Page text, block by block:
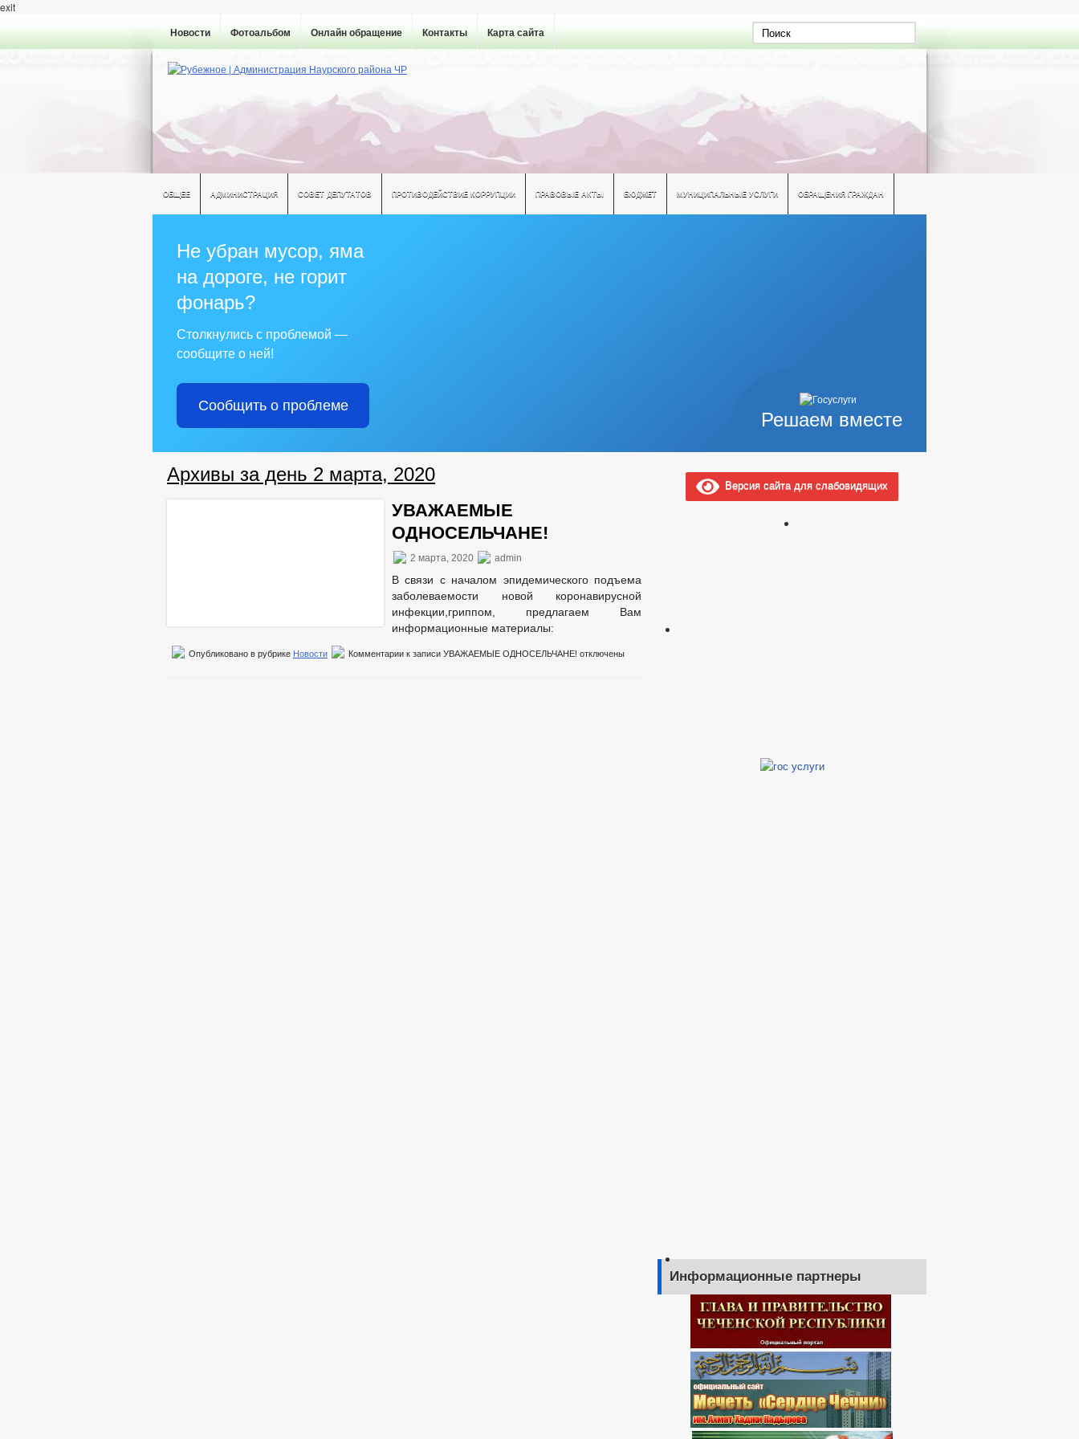
exit
Новости Фотоальбом Онлайн обращение Контакты Карта сайта
ОБЩЕЕ АДМИНИСТРАЦИЯ СОВЕТ ДЕПУТАТОВ ПРОТИВОДЕЙСТВИЕ КОРРУПЦИИ ПРАВОВЫЕ АКТЫ БЮДЖЕТ МУНИЦИПАЛЬНЫЕ УСЛУГИ ОБРАЩЕНИЯ ГРАЖДАН
Решаем вместе
Не убран мусор, яма
на дороге, не горит
фонарь?
Столкнулись с проблемой —
сообщите о ней!
Сообщить о проблеме
Архивы за день 2 марта, 2020
УВАЖАЕМЫЕ
ОДНОСЕЛЬЧАНЕ!
2 марта, 2020 admin
В связи с началом эпидемического подъема
заболеваемости новой коронавирусной
инфекции,гриппом, предлагаем Вам
информационные материалы:
Опубликовано в рубрике Новости Комментарии к записи УВАЖАЕМЫЕ ОДНОСЕЛЬЧАНЕ! отключены
Версия сайта для слабовидящих
Информационные партнеры